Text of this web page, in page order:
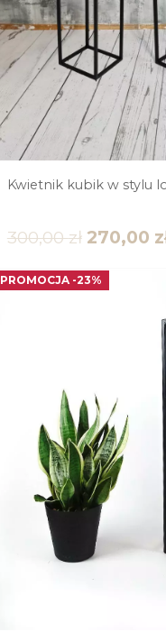
Kwietnik kubik w stylu
300,00zł 270,00
PROMOCJA -23%